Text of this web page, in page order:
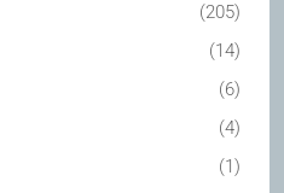
(205)
(14)
(6)
(4)
(1)